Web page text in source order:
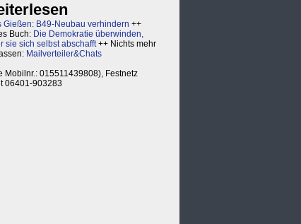
Gießen: B49-Neubau verhindern ++
Buch: Die Demokratie überwinden,
sie sich selbst abschafft++ Nichts mehr
Mailverteiler&Chats
Mobilnr.: 015511439808), Festnetz
06401-903283